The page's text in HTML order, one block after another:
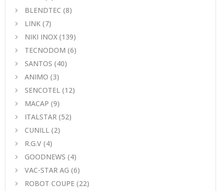
BLENDTEC (8)
LINK (7)
NIKI INOX (139)
TECNODOM (6)
SANTOS (40)
ANIMO (3)
SENCOTEL (12)
MACAP (9)
ITALSTAR (52)
CUNILL (2)
R.G.V (4)
GOODNEWS (4)
VAC-STAR AG (6)
ROBOT COUPE (22)